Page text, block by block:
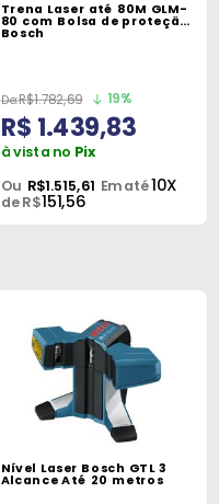
Trena Laser até 80M GLM-
80 com Bolsa de proteção
Bosch
R$1.782,69 19%
R$ 1.439,83
à vista no Pix
Ou R$1.515,61 Em até10X
de R$151,56
Nível Laser Bosch GTL 3
Alcance Até 20 metros